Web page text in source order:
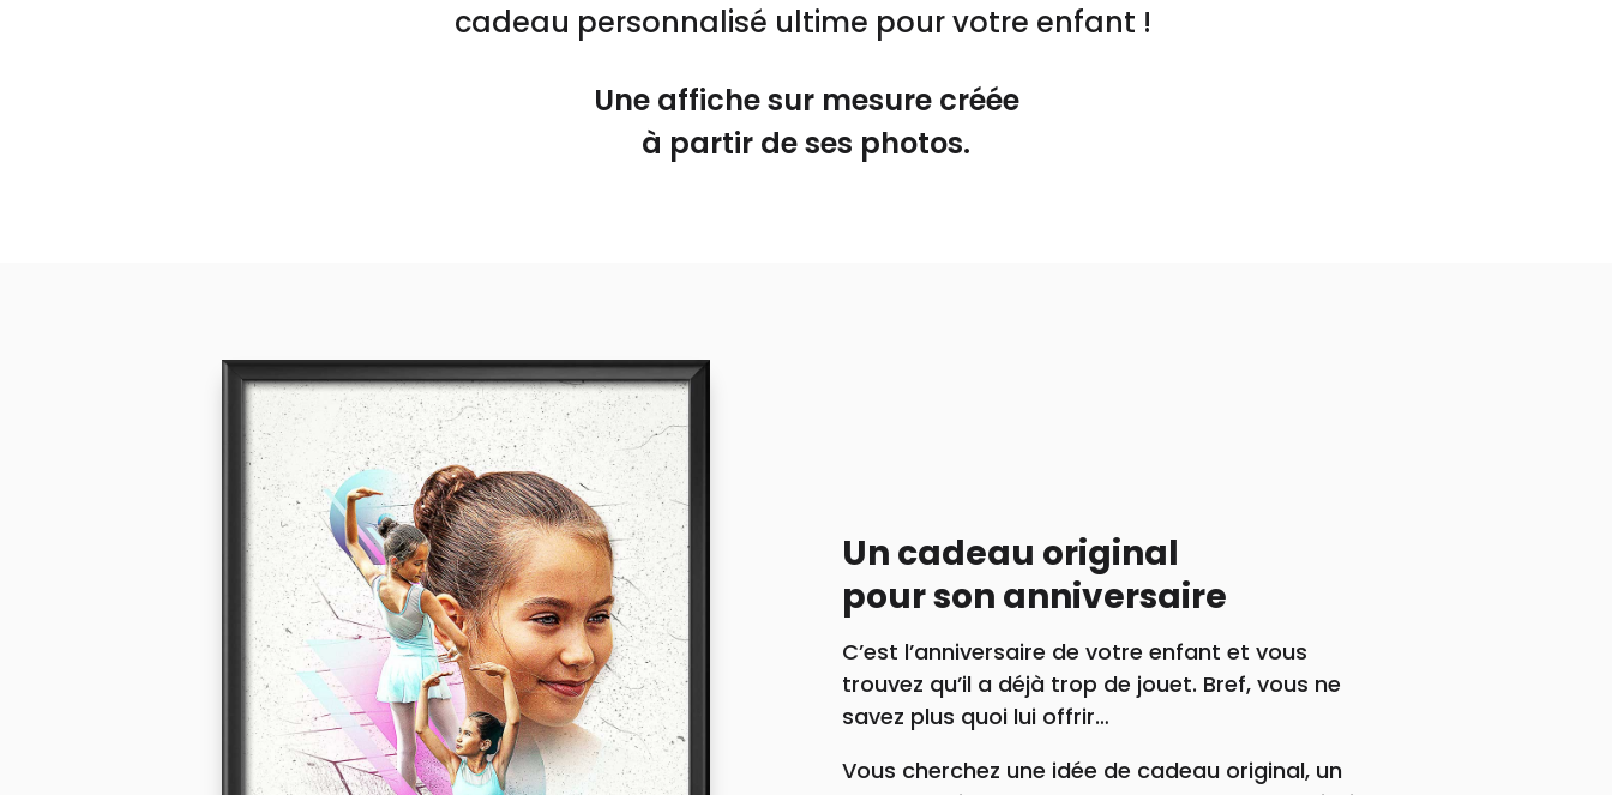
cadeau personnalisé ultime pour votre enfant !
Une affiche sur mesure créée
à partir de ses photos.
Un cadeau original
pour son anniversaire
C’est l’anniversaire de votre enfant et vous
trouvez qu’il a déjà trop de jouet. Bref, vous ne
savez plus quoi lui offrir…
Vous cherchez une idée de cadeau original, un